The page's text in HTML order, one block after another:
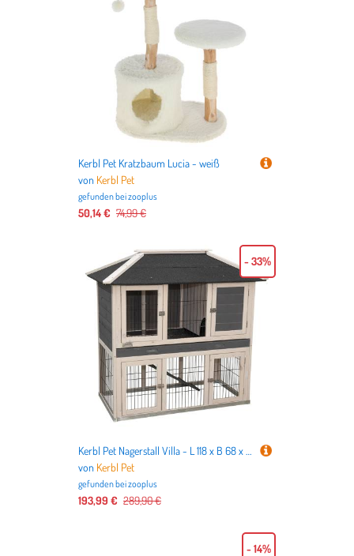
Kerbl Pet Kratzbaum Lucia - weiß
von Kerbl Pet
gefunden beizooplus
50,14 € 74,99 €
Kerbl Pet Nagerstall Villa - L 118 x B 68 x H 118 cm
von Kerbl Pet
gefunden beizooplus
193,99 € 289,90 €
- 33%
- 14%